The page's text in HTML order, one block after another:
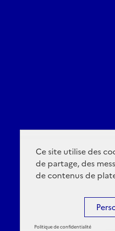
Ce site utilise des
de partage, des
de contenus de
Politique de confidentialité